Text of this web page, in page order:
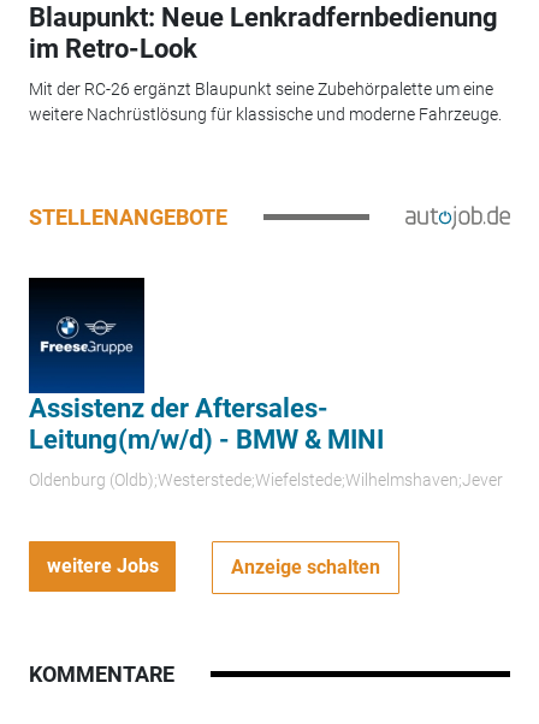
Blaupunkt: Neue Lenkradfernbedienung
im Retro-Look
Mit der RC-26 ergänzt Blaupunkt seine Zubehörpalette um eine
weitere Nachrüstlösung für klassische und moderne Fahrzeuge.
STELLENANGEBOTE
Assistenz der Aftersales-
Leitung(m/w/d) - BMW & MINI
Oldenburg (Oldb);Westerstede;Wiefelstede;Wilhelmshaven;Jever
weitere Jobs Anzeige schalten
KOMMENTARE